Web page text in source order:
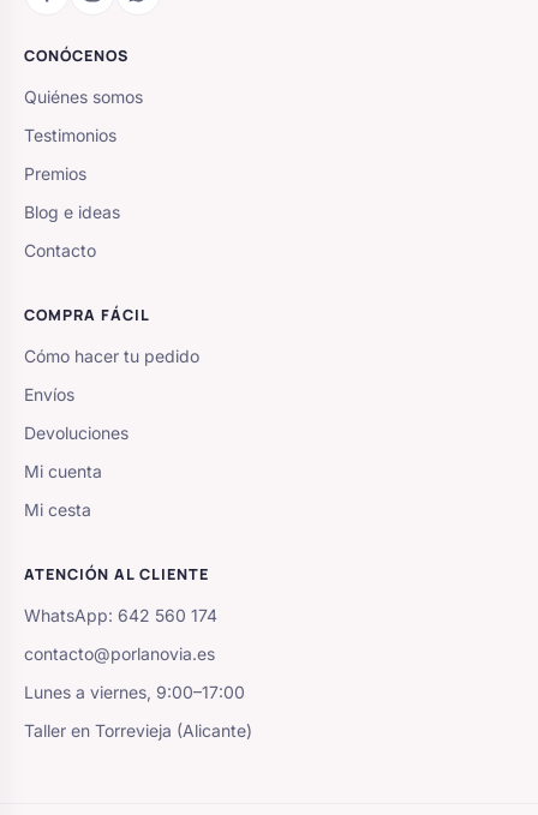
CONÓCENOS
Quiénes somos
Testimonios
Premios
Blog e ideas
Contacto
COMPRA FÁCIL
Cómo hacer tu pedido
Envíos
Devoluciones
Mi cuenta
Mi cesta
ATENCIÓN AL CLIENTE
WhatsApp: 642 560 174
contacto@porlanovia.es
Lunes a viernes, 9:00–17:00
Taller en Torrevieja (Alicante)